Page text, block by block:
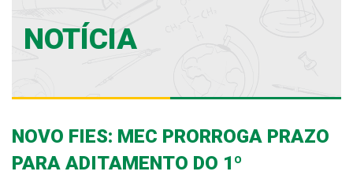
NOTÍCIA
NOVO FIES: MEC PRORROGA PRAZO
PARA ADITAMENTO DO 1º